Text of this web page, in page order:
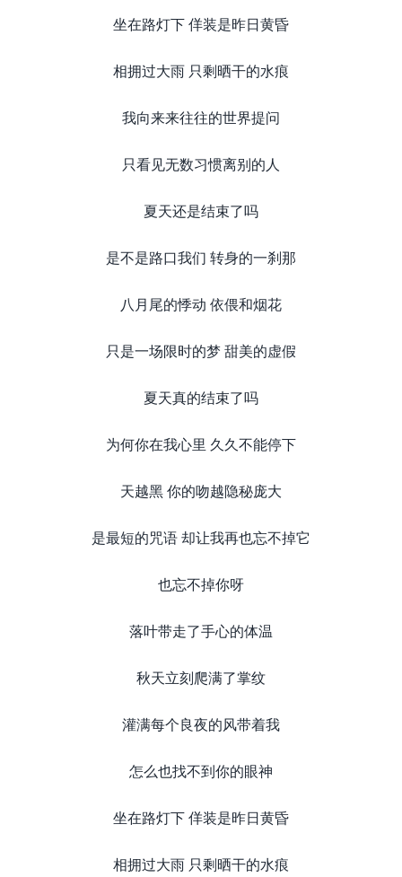
坐在路灯下 佯装是昨日黄昏
相拥过大雨 只剩晒干的水痕
我向来来往往的世界提问
只看见无数习惯离别的人
夏天还是结束了吗
是不是路口我们 转身的一刹那
八月尾的悸动 依偎和烟花
只是一场限时的梦 甜美的虚假
夏天真的结束了吗
为何你在我心里 久久不能停下
天越黑 你的吻越隐秘庞大
是最短的咒语 却让我再也忘不掉它
也忘不掉你呀
落叶带走了手心的体温
秋天立刻爬满了掌纹
灌满每个良夜的风带着我
怎么也找不到你的眼神
坐在路灯下 佯装是昨日黄昏
相拥过大雨 只剩晒干的水痕